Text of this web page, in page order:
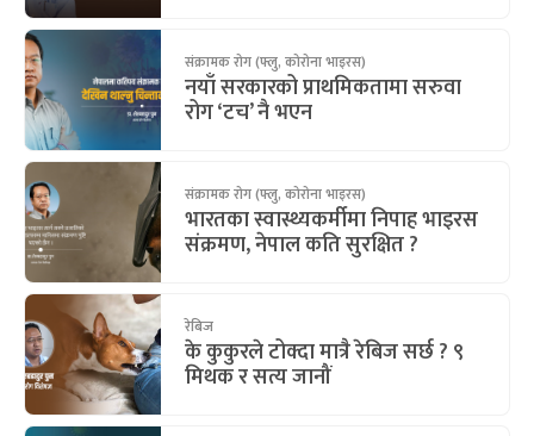
संक्रामक रोग (फ्लु, कोरोना भाइरस)
नयाँ सरकारको प्राथमिकतामा सरुवा
रोग ‘टच’ नै भएन
संक्रामक रोग (फ्लु, कोरोना भाइरस)
भारतका स्वास्थ्यकर्मीमा निपाह भाइरस
संक्रमण, नेपाल कति सुरक्षित ?
रेबिज
के कुकुरले टोक्दा मात्रै रेबिज सर्छ ? ९
मिथक र सत्य जानौं